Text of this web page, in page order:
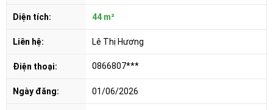
Diện tích: 44 m²
Liên hệ: Lê Thị Hương
Điện thoại: 0866807***
Ngày đăng: 01/06/2026